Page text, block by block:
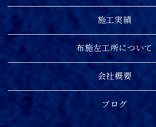
施工実績
布施左工所について
会社概要
ブログ